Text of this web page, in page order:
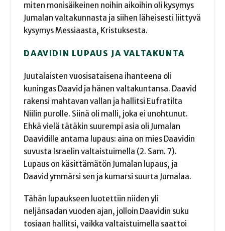
miten monisäikeinen noihin aikoihin oli kysymys
Jumalan valtakunnasta ja siihen läheisesti liittyvä
kysymys Messiaasta, Kristuksesta.
DAAVIDIN LUPAUS JA VALTAKUNTA
Juutalaisten vuosisataisena ihanteena oli
kuningas Daavid ja hänen valtakuntansa. Daavid
rakensi mahtavan vallan ja hallitsi Eufratilta
Niilin purolle. Siinä oli malli, joka ei unohtunut.
Ehkä vielä tätäkin suurempi asia oli Jumalan
Daavidille antama lupaus: aina on mies Daavidin
suvusta Israelin valtaistuimella (2. Sam. 7).
Lupaus on käsittämätön Jumalan lupaus, ja
Daavid ymmärsi sen ja kumarsi suurta Jumalaa.
Tähän lupaukseen luotettiin niiden yli
neljänsadan vuoden ajan, jolloin Daavidin suku
tosiaan hallitsi, vaikka valtaistuimella saattoi